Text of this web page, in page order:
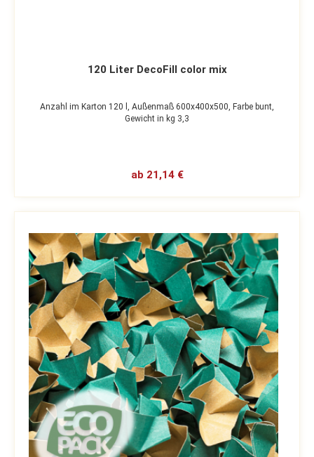
120 Liter DecoFill color mix
Anzahl im Karton 120 l, Außenmaß 600x400x500, Farbe bunt,
Gewicht in kg 3,3
ab 21,14 €